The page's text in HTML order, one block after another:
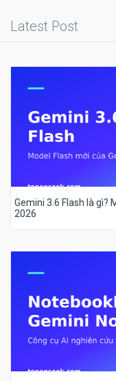
Latest Post
Gemini 3.6 Flash là gì?
2026